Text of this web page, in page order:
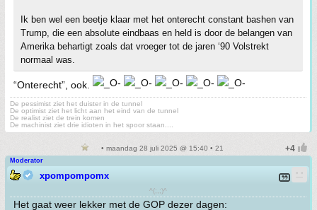
Ik ben wel een beetje klaar met het onterecht constant bashen van
Trump, die een absolute eindbaas en held is door de belangen van
Amerika behartigt zoals dat vroeger tot de jaren ‘90 Volstrekt
normaal was.
“Onterecht”, ook.
De pessimist ziet het duister in de tunnel
De optimist ziet het licht aan het eind van de tunnel
De realist ziet de trein komen
De machinist ziet drie idioten in het spoor staan....
• maandag 28 juli 2025 @ 15:40 • 21
Moderator
xpompompomx
^(;,;)^
Het gaat weer lekker met de GOP dezer dagen: